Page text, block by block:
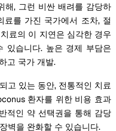
해, 그런 비싼 배려를 감당하
료를 가진 국가에서 조차, 절
료의 이 지연은 심각한 경우
있습니다. 높은 경제 부담은
고 국가 개발.
고 있는 동안, 전통적인 치료
환자를 위한 비용 효과
적인 약 선택권을 통해 감당
벽을 완화할 수 있습니다.